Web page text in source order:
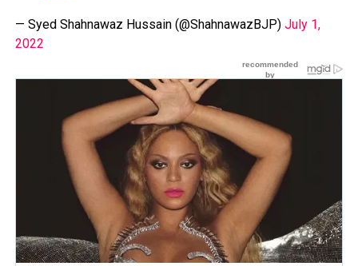
— Syed Shahnawaz Hussain (@ShahnawazBJP) July 1,
2022